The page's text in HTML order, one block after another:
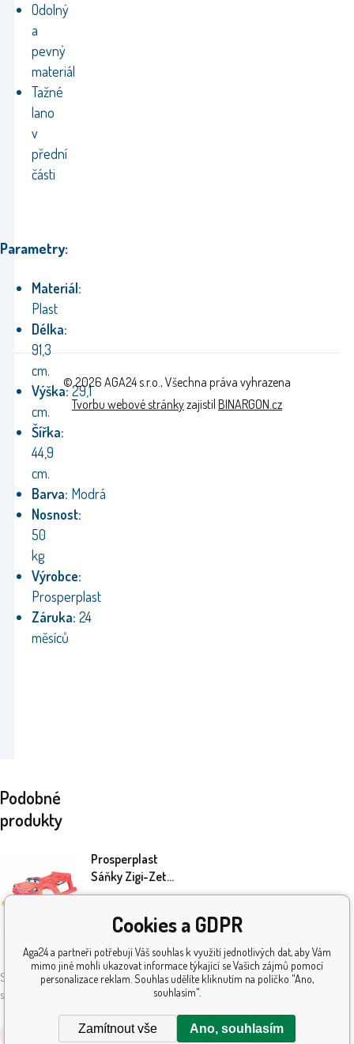
Odolný
a
pevný
materiál
Tažné
lano
v
přední
části
Parametry:
Materiál:
Plast
Délka:
91,3
cm.
Výška:29,1
cm.
Šířka:
44,9
cm.
Barva: Modrá
Nosnost:
50
kg
Výrobce:
Prosperplast
Záruka: 24
měsíců
Podobné
produkty
Prosperplast
Sáňky Zigi-Zet
Červené
Sáňky Prosperplast umožní dětem užít si
sněhové radovánky naplno.
Skladem 5+ ks
989Kč
© 2026 AGA24 s.r.o., Všechna práva vyhrazena
Tvorbu webové stránkyzajistil BINARGON.cz
Cookies a GDPR
Aga24 a partneři potřebují Váš souhlas k využití jednotlivých dat, aby Vám
mimo jiné mohli ukazovat informace týkající se Vašich zájmů pomocí
personalizace reklam. Souhlas udělíte kliknutím na políčko "Ano,
souhlasím".
Zamítnout vše Ano, souhlasím